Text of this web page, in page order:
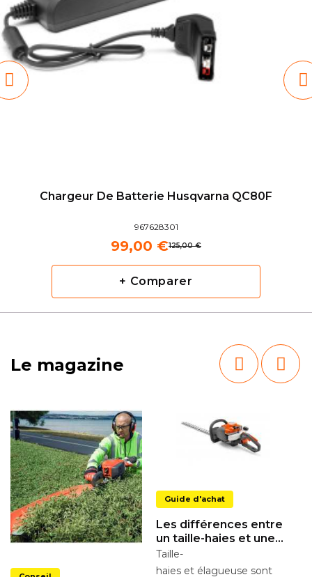
Chargeur De Batterie Husqvarna QC80F
967628301
125,00 €
99,00 €
+ Comparer
Le magazine
Guide d'achat
Les différences entre
un taille-haies et une
élagueuse
Taille-
haies et élagueuse sont